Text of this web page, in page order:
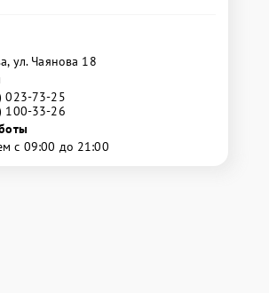
ул. Чаянова 18
023-73-25
100-33-26
с 09:00 до 21:00